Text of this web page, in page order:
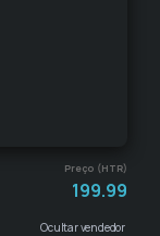
Preço (HTR)
199.99
Ocultar vendedor